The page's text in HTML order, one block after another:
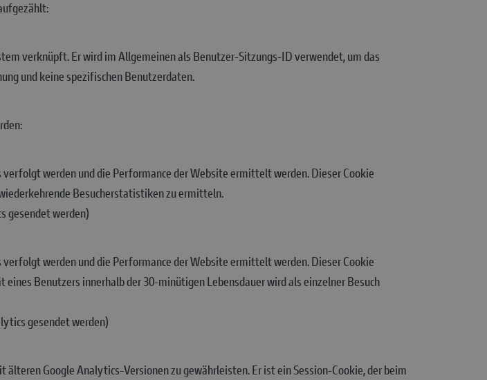
verknüpft. Er wird im Allgemeinen als Benutzer-Sitzungs-ID verwendet, um das
und keine spezifischen Benutzerdaten.
werden und die Performance der Website ermittelt werden. Dieser Cookie
Besucherstatistiken zu ermitteln.
gesendet werden)
werden und die Performance der Website ermittelt werden. Dieser Cookie
Benutzers innerhalb der 30-minütigen Lebensdauer wird als einzelner Besuch
gesendet werden)
Google Analytics-Versionen zu gewährleisten. Er ist ein Session-Cookie, der beim